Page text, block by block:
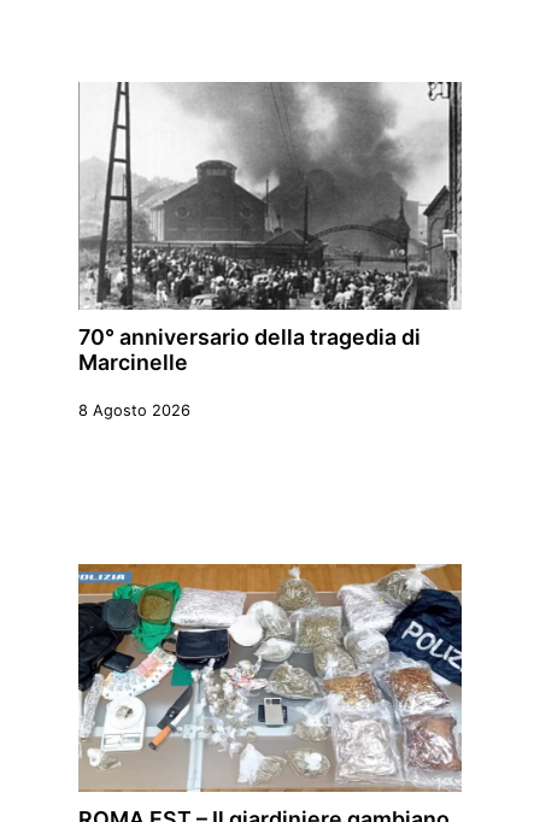
70° anniversario della tragedia di
Marcinelle
8 Agosto 2026